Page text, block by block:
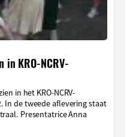
in KRO-NCRV-
in het KRO-NCRV-
In de tweede aflevering staat
Presentatrice Anna